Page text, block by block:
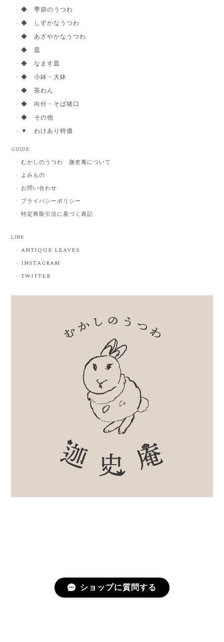
◆ 季節のうつわ
◆ しずかなうつわ
◆ あざやかなうつわ
◆ 皿
◆ なます皿
◆ 小鉢・大鉢
◆ 茶わん
◆ 向付・そば猪口
◆ その他
▼ わけあり特価
GUIDE
むかしのうつわ 迦史庵について
よみもの
お問い合わせ
プライバシーポリシー
特定商取引法に基づく表記
LINK
ANTIQUE LEAVES
INSTAGRAM
TWITTER
ショップに質問する